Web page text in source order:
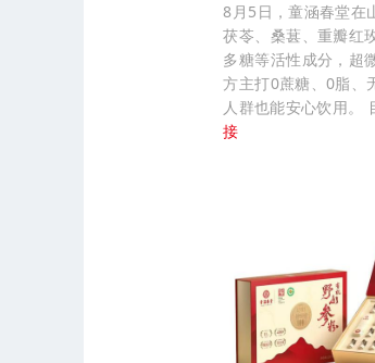
8月5日，童涵春堂在
茯苓、桑葚、重瓣红
多糖等活性成分，超
方主打0蔗糖、0脂、
人群也能安心饮用。
接